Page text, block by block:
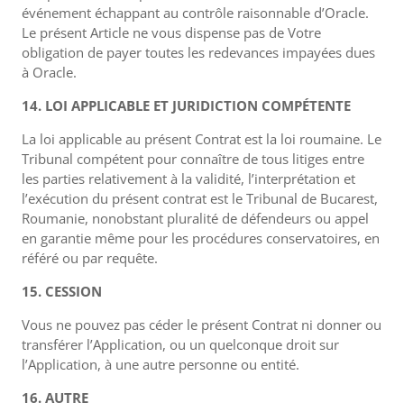
événement échappant au contrôle raisonnable d’Oracle.
Le présent Article ne vous dispense pas de Votre
obligation de payer toutes les redevances impayées dues
à Oracle.
14. LOI APPLICABLE ET JURIDICTION COMPÉTENTE
La loi applicable au présent Contrat est la loi roumaine. Le
Tribunal compétent pour connaître de tous litiges entre
les parties relativement à la validité, l’interprétation et
l’exécution du présent contrat est le Tribunal de Bucarest,
Roumanie, nonobstant pluralité de défendeurs ou appel
en garantie même pour les procédures conservatoires, en
référé ou par requête.
15. CESSION
Vous ne pouvez pas céder le présent Contrat ni donner ou
transférer l’Application, ou un quelconque droit sur
l’Application, à une autre personne ou entité.
16. AUTRE